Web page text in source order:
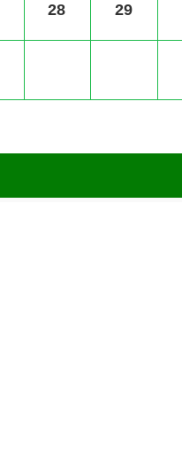
28 29